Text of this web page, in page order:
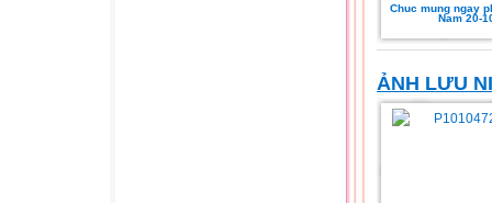
Chuc mung ngay
Nam 20-
ẢNH LƯU